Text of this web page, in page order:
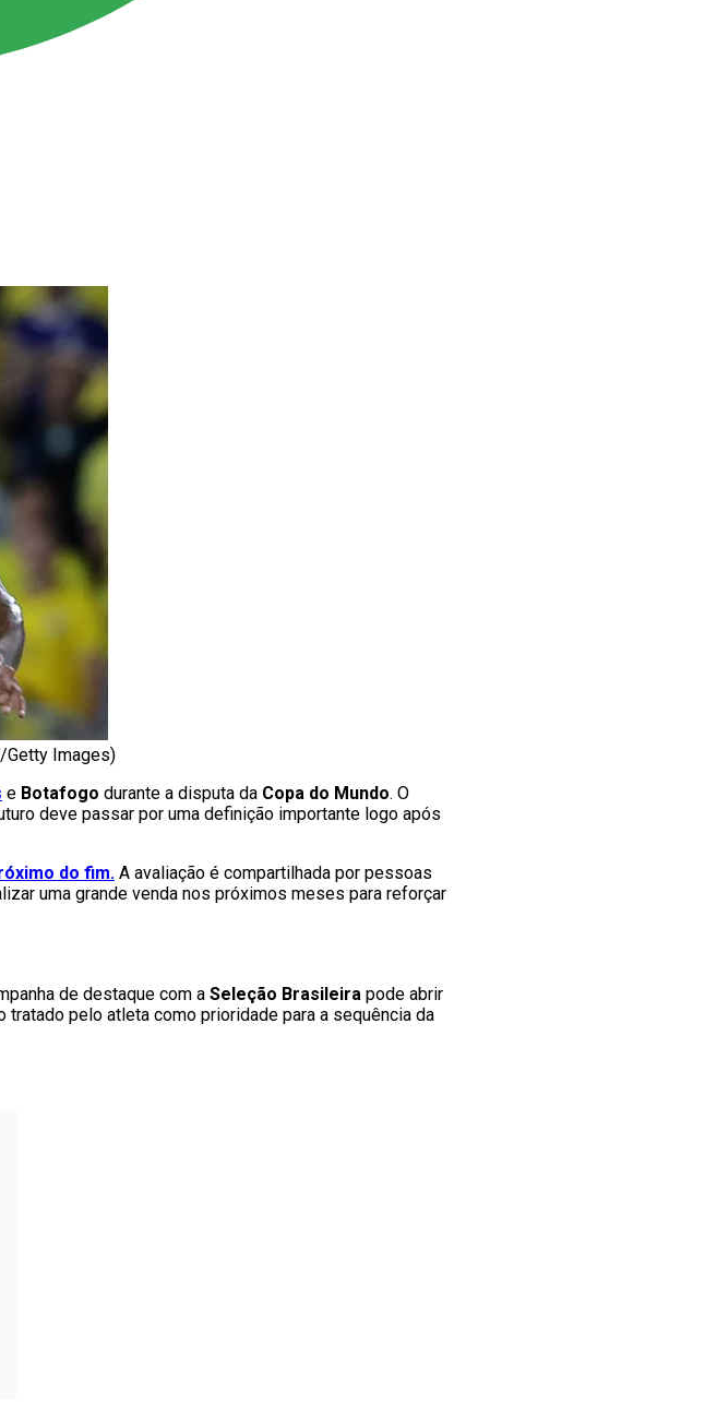
Getty Images)
e Botafogo durante a disputa da Copa do Mundo. O
deve passar por uma definição importante logo após
do fim. A avaliação é compartilhada por pessoas
uma grande venda nos próximos meses para reforçar
de destaque com a Seleção Brasileira pode abrir
pelo atleta como prioridade para a sequência da